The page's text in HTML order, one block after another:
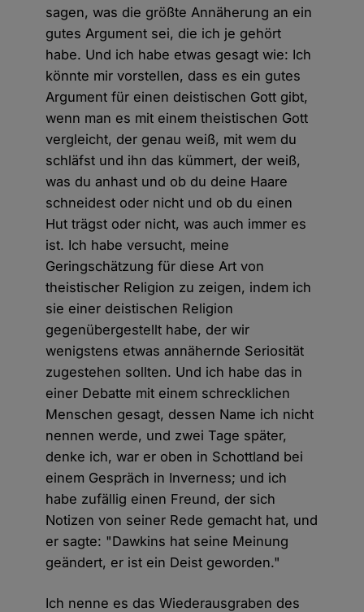
sagen, was die größte Annäherung an ein
gutes Argument sei, die ich je gehört
habe. Und ich habe etwas gesagt wie: Ich
könnte mir vorstellen, dass es ein gutes
Argument für einen deistischen Gott gibt,
wenn man es mit einem theistischen Gott
vergleicht, der genau weiß, mit wem du
schläfst und ihn das kümmert, der weiß,
was du anhast und ob du deine Haare
schneidest oder nicht und ob du einen
Hut trägst oder nicht, was auch immer es
ist. Ich habe versucht, meine
Geringschätzung für diese Art von
theistischer Religion zu zeigen, indem ich
sie einer deistischen Religion
gegenübergestellt habe, der wir
wenigstens etwas annähernde Seriosität
zugestehen sollten. Und ich habe das in
einer Debatte mit einem schrecklichen
Menschen gesagt, dessen Name ich nicht
nennen werde, und zwei Tage später,
denke ich, war er oben in Schottland bei
einem Gespräch in Inverness; und ich
habe zufällig einen Freund, der sich
Notizen von seiner Rede gemacht hat, und
er sagte: "Dawkins hat seine Meinung
geändert, er ist ein Deist geworden."
Ich nenne es das Wiederausgraben des